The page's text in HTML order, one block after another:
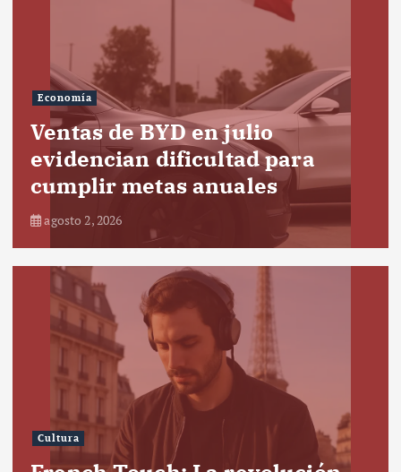
Economía
Ventas de BYD en julio
evidencian dificultad para
cumplir metas anuales
agosto 2, 2026
Cultura